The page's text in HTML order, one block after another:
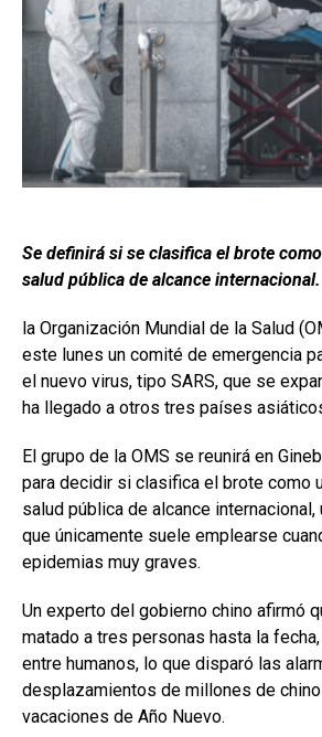
Se definirá si se clasifica el brote
salud pública de alcance internacional.
la Organización Mundial de la Salud
este lunes un comité de emergencia
el nuevo virus, tipo SARS, que se
ha llegado a otros tres países
El grupo de la OMS se reunirá en
para decidir si clasifica el brote como
salud pública de alcance internacional,
que únicamente suele emplearse
epidemias muy graves.
Un experto del gobierno chino afirmó
matado a tres personas hasta la
entre humanos, lo que disparó las
desplazamientos de millones de
vacaciones de Año Nuevo.